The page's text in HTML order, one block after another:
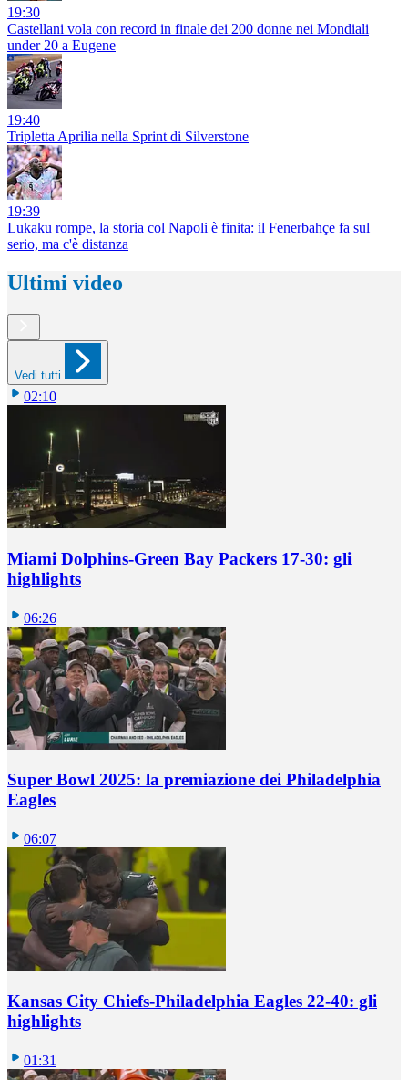
19:30
Castellani vola con record in finale dei 200 donne nei Mondiali
under 20 a Eugene
19:40
Tripletta Aprilia nella Sprint di Silverstone
19:39
Lukaku rompe, la storia col Napoli è finita: il Fenerbahçe fa sul
serio, ma c'è distanza
Ultimi video
Vedi tutti
02:10
Miami Dolphins-Green Bay Packers 17-30: gli
highlights
06:26
Super Bowl 2025: la premiazione dei Philadelphia
Eagles
06:07
Kansas City Chiefs-Philadelphia Eagles 22-40: gli
highlights
01:31